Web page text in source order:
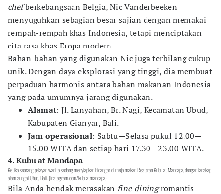
chefberkebangsaan Belgia, Nic Vanderbeeken
menyuguhkan sebagian besar sajian dengan memakai
rempah-rempah khas Indonesia, tetapi menciptakan
cita rasa khas Eropa modern.
Bahan-bahan yang digunakan Nic juga terbilang cukup
unik. Dengan daya eksplorasi yang tinggi, dia membuat
perpaduan harmonis antara bahan makanan Indonesia
yang pada umumnya jarang digunakan.
Alamat: Jl. Lanyahan, Br. Nagi, Kecamatan Ubud,
Kabupaten Gianyar, Bali.
Jam operasional: Sabtu—Selasa pukul 12.00—
15.00 WITA dan setiap hari 17.30—23.00 WITA.
4. Kubu at Mandapa
Ketika seorang pelayan wanita sedang menyiapkan hidangan di meja makan Restoran Kubu at Mandapa, dengan lanskap
alam sungai Ubud, Bali. (Instagram.com/kubuatmandapa)
Bila Anda hendak merasakan fine diningromantis